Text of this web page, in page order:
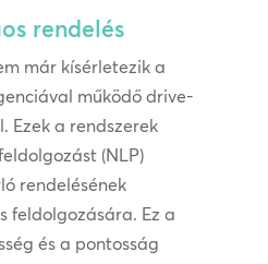
rendelés
már kísérletezik a
működő drive-
Ezek a rendszerek
(NLP)
rendelésének
feldolgozására. Ez a
és a pontosság